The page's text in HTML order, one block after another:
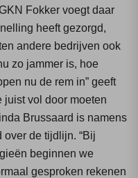
Fokker voegt daar
heeft gezorgd,
andere bedrijven ook
zo jammer is, hoe
nu de rem in” geeft
juist vol door moeten
Brussaard is namens
over de tijdlijn. “Bij
beginnen we
gesproken rekenen